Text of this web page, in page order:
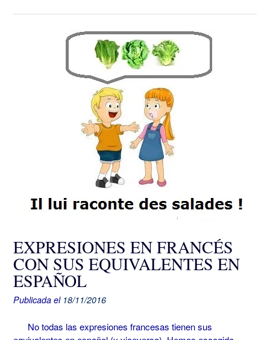
EXPRESIONES EN FRANCÉS
CON SUS EQUIVALENTES EN
ESPAÑOL
Publicada el 18/11/2016
No todas las expresiones francesas tienen sus